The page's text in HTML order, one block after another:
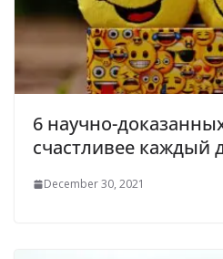
6 научно-
счастливее каждый
December 30, 2021